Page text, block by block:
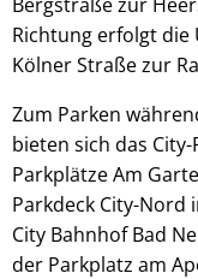
Richtung erfolgt
Kölner Straße zur
Zum Parken
bieten sich das
Parkplätze Am
Parkdeck City-Nord
City Bahnhof Bad
der Parkplatz am